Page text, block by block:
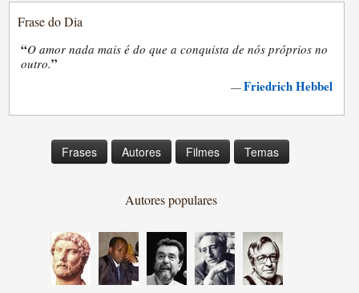
Frase do Dia
“O amor nada mais é do que a conquista de nós próprios no
outro.”
—Friedrich Hebbel
Frases Autores Filmes Temas
Autores populares